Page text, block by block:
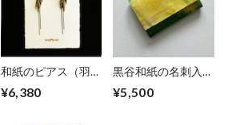
和紙のピアス（羽）
¥6,380
黒谷和紙の名刺入れ
¥5,500